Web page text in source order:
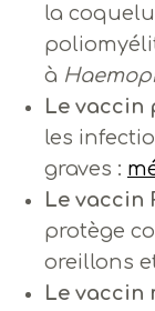
la
à
Le vaccin
les
graves :
Le vaccin
protège
oreillons
Le vaccin